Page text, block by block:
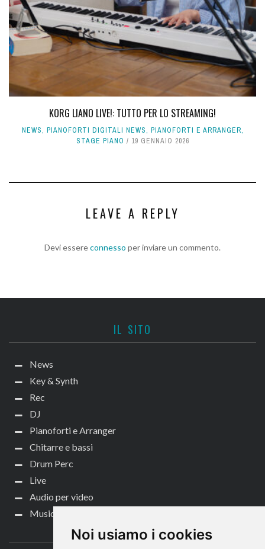
Noi usiamo i cookies
KORG LIANO LIVE!: TUTTO PER LO STREAMING!
NEWS, PIANOFORTI DIGITALI NEWS, PIANOFORTI E ARRANGER,
STAGE PIANO
19 GENNAIO 2026
LEAVE A REPLY
Devi essereconnesso per inviare un commento.
IL SITO
News
Key & Synth
Rec
DJ
Pianoforti e Arranger
Chitarre e bassi
Drum Perc
Live
Audio per video
Music Life
CONTATTACI